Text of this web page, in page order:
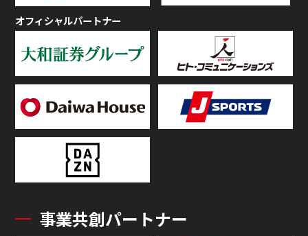
オフィシャルパートナー
事業共創パートナー